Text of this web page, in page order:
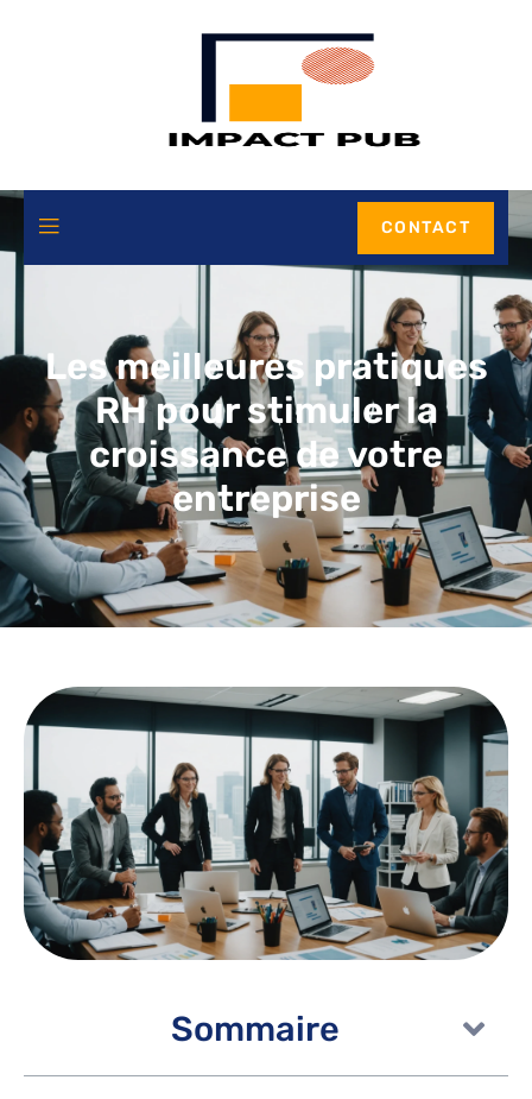
CONTACT
Les meilleures pratiques
RH pour stimuler la
croissance de votre
entreprise
Sommaire